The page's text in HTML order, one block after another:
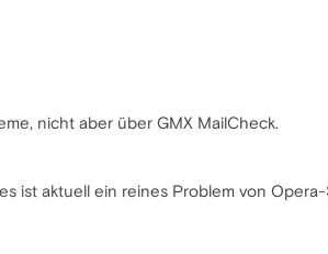
nicht aber über GMX MailCheck.
ist aktuell ein reines Problem von